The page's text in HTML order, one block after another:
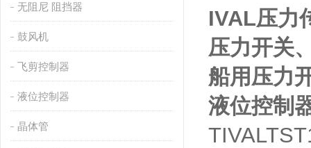
无阻尼 阻挡器
鼓风机
飞剪控制器
液位控制器
晶体管
IVAL压力
压力开关
船用压力
液位控制